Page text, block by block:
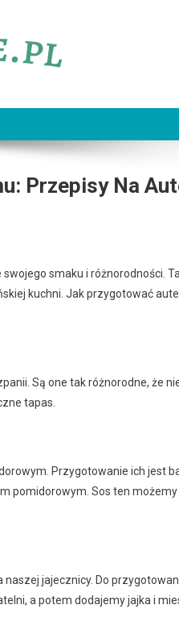
Przepisy Na
smaku i różnorodności.
kuchni. Jak przygotować
Są one tak różnorodne, że
tapas.
Przygotowanie ich jest
pomidorowym. Sos ten
jajecznicy. Do
a potem dodajemy jajka i